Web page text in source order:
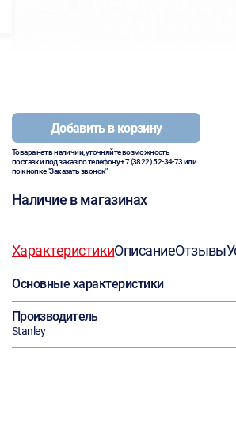
Добавить в корзину
Товара нет в наличии, уточняйте возможность
поставки под заказ по телефону+7 (3822) 52-34-73или
по кнопке "Заказать звонок"
Наличие в магазинах
ХарактеристикиОписаниеОтзывы
Основные характеристики
Производитель
Stanley